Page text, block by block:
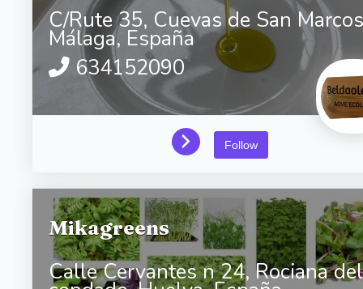
C/Rute 35, Cuevas de San
Málaga, España
634152090
Follow
Mikagreens
Calle Cervantes n 24, Rociana del